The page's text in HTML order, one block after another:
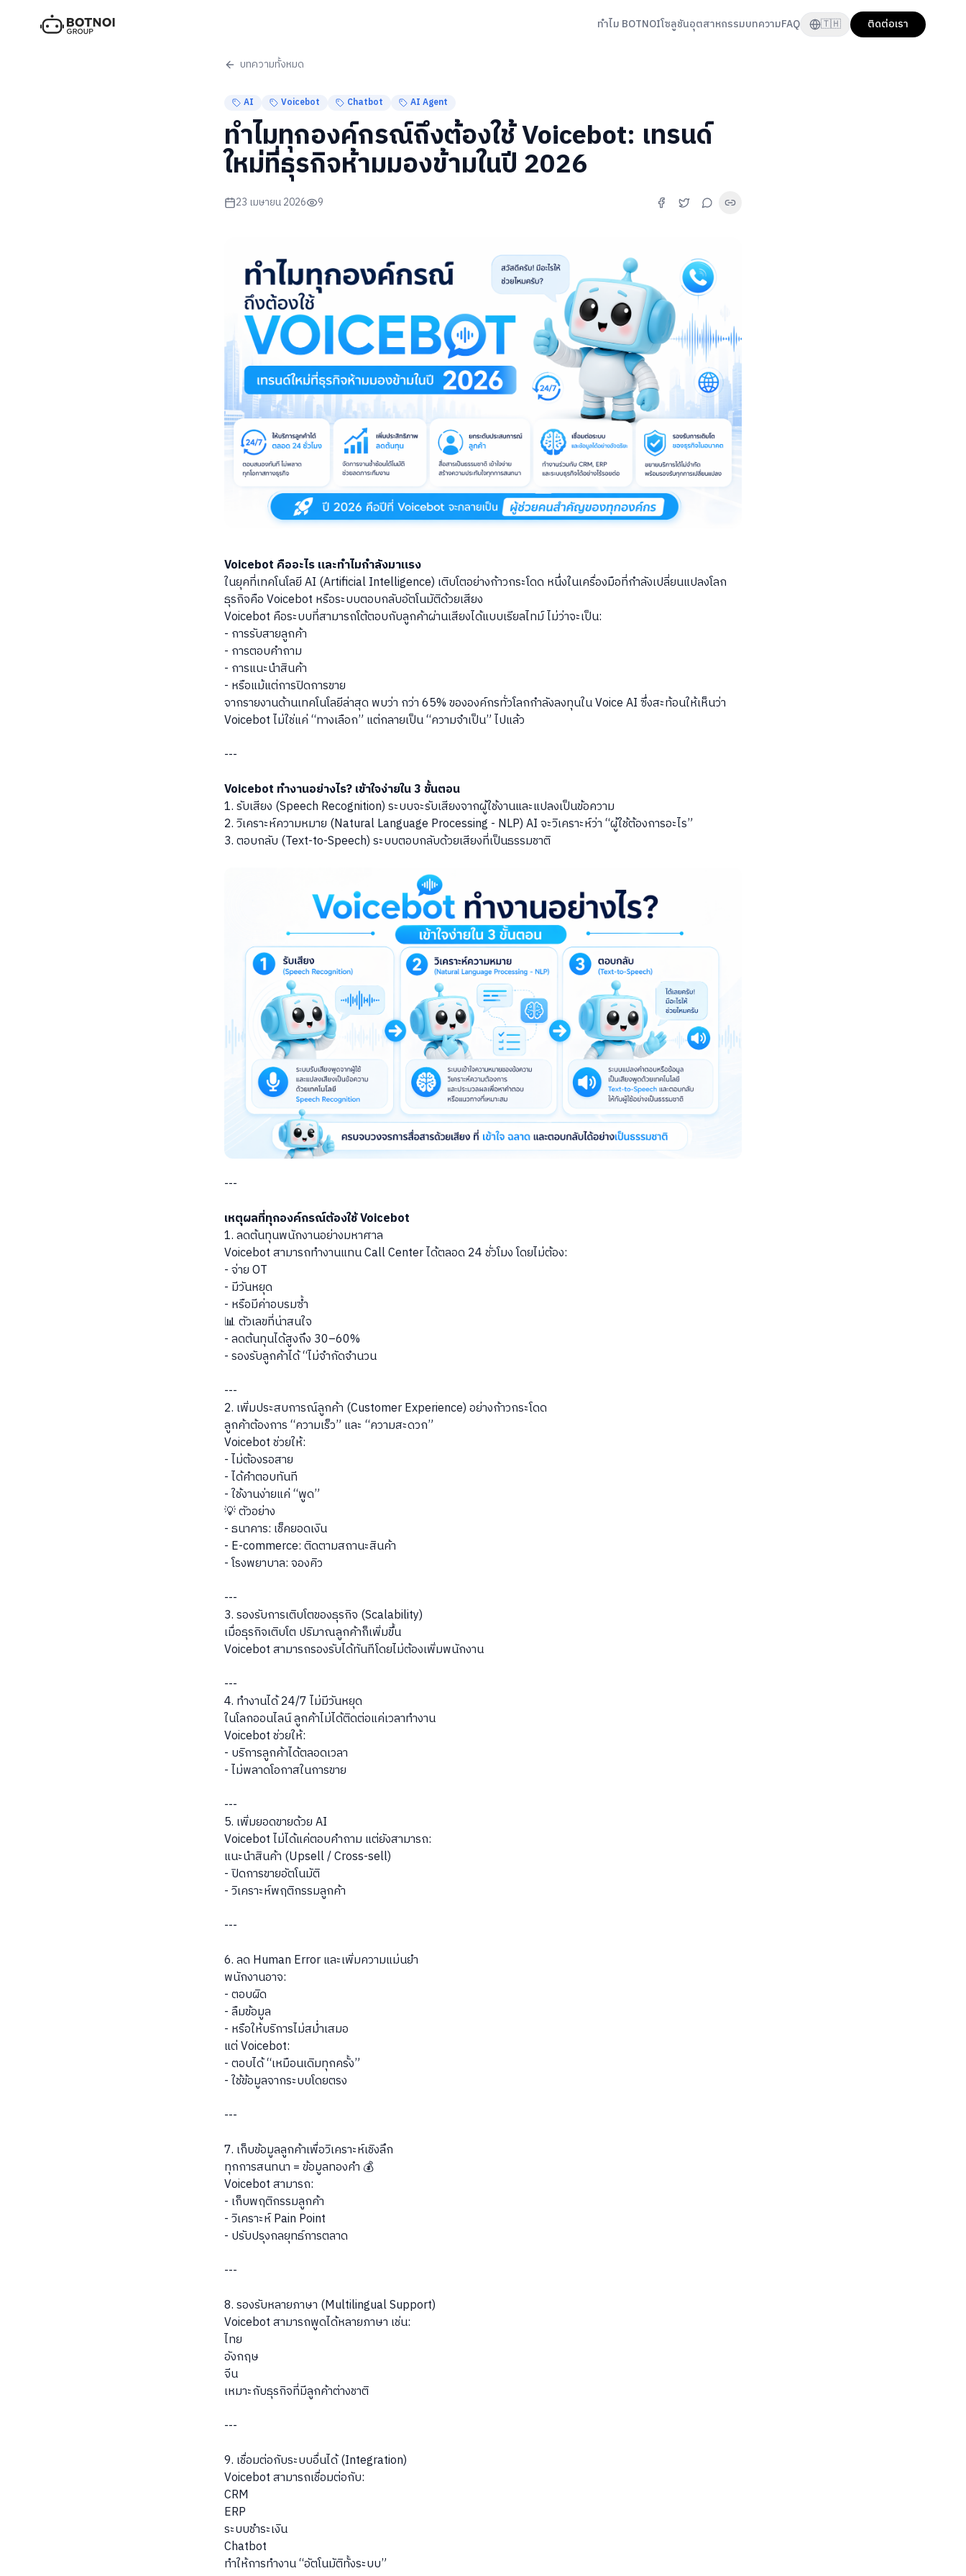
ทำไม BOTNOIโซลูชันอุตสาหกรรมบทความFAQ 🇹🇭 ติดต่อเรา
บทความทั้งหมด
AI Voicebot Chatbot AI Agent
ทำไมทุกองค์กรณ์ถึงต้องใช้ Voicebot: เทรนด์
ใหม่ที่ธุรกิจห้ามมองข้ามในปี 2026
23 เมษายน 2026 9
Voicebot คืออะไร และทำไมกำลังมาแรง
ในยุคที่เทคโนโลยี AI (Artificial Intelligence) เติบโตอย่างก้าวกระโดด หนึ่งในเครื่องมือที่กำลังเปลี่ยนแปลงโลก
ธุรกิจคือ Voicebot หรือระบบตอบกลับอัตโนมัติด้วยเสียง
Voicebot คือระบบที่สามารถโต้ตอบกับลูกค้าผ่านเสียงได้แบบเรียลไทม์ ไม่ว่าจะเป็น:
- การรับสายลูกค้า
- การตอบคำถาม
- การแนะนำสินค้า
- หรือแม้แต่การปิดการขาย
จากรายงานด้านเทคโนโลยีล่าสุด พบว่า กว่า 65% ขององค์กรทั่วโลกกำลังลงทุนใน Voice AI ซึ่งสะท้อนให้เห็นว่า
Voicebot ไม่ใช่แค่ “ทางเลือก” แต่กลายเป็น “ความจำเป็น” ไปแล้ว
---
Voicebot ทำงานอย่างไร? เข้าใจง่ายใน 3 ขั้นตอน
1. รับเสียง (Speech Recognition) ระบบจะรับเสียงจากผู้ใช้งานและแปลงเป็นข้อความ
2. วิเคราะห์ความหมาย (Natural Language Processing - NLP) AI จะวิเคราะห์ว่า “ผู้ใช้ต้องการอะไร”
3. ตอบกลับ (Text-to-Speech) ระบบตอบกลับด้วยเสียงที่เป็นธรรมชาติ
---
เหตุผลที่ทุกองค์กรณ์ต้องใช้ Voicebot
1. ลดต้นทุนพนักงานอย่างมหาศาล
Voicebot สามารถทำงานแทน Call Center ได้ตลอด 24 ชั่วโมง โดยไม่ต้อง:
- จ่าย OT
- มีวันหยุด
- หรือมีค่าอบรมซ้ำ
📊 ตัวเลขที่น่าสนใจ
- ลดต้นทุนได้สูงถึง 30–60%
- รองรับลูกค้าได้ “ไม่จำกัดจำนวน
---
2. เพิ่มประสบการณ์ลูกค้า (Customer Experience) อย่างก้าวกระโดด
ลูกค้าต้องการ “ความเร็ว” และ “ความสะดวก”
Voicebot ช่วยให้:
- ไม่ต้องรอสาย
- ได้คำตอบทันที
- ใช้งานง่ายแค่ “พูด”
💡 ตัวอย่าง
- ธนาคาร: เช็คยอดเงิน
- E-commerce: ติดตามสถานะสินค้า
- โรงพยาบาล: จองคิว
---
3. รองรับการเติบโตของธุรกิจ (Scalability)
เมื่อธุรกิจเติบโต ปริมาณลูกค้าก็เพิ่มขึ้น
Voicebot สามารถรองรับได้ทันทีโดยไม่ต้องเพิ่มพนักงาน
---
4. ทำงานได้ 24/7 ไม่มีวันหยุด
ในโลกออนไลน์ ลูกค้าไม่ได้ติดต่อแค่เวลาทำงาน
Voicebot ช่วยให้:
- บริการลูกค้าได้ตลอดเวลา
- ไม่พลาดโอกาสในการขาย
---
5. เพิ่มยอดขายด้วย AI
Voicebot ไม่ได้แค่ตอบคำถาม แต่ยังสามารถ:
แนะนำสินค้า (Upsell / Cross-sell)
- ปิดการขายอัตโนมัติ
- วิเคราะห์พฤติกรรมลูกค้า
---
6. ลด Human Error และเพิ่มความแม่นยำ
พนักงานอาจ:
- ตอบผิด
- ลืมข้อมูล
- หรือให้บริการไม่สม่ำเสมอ
แต่ Voicebot:
- ตอบได้ “เหมือนเดิมทุกครั้ง”
- ใช้ข้อมูลจากระบบโดยตรง
---
7. เก็บข้อมูลลูกค้าเพื่อวิเคราะห์เชิงลึก
ทุกการสนทนา = ข้อมูลทองคำ 💰
Voicebot สามารถ:
- เก็บพฤติกรรมลูกค้า
- วิเคราะห์ Pain Point
- ปรับปรุงกลยุทธ์การตลาด
---
8. รองรับหลายภาษา (Multilingual Support)
Voicebot สามารถพูดได้หลายภาษา เช่น:
ไทย
อังกฤษ
จีน
เหมาะกับธุรกิจที่มีลูกค้าต่างชาติ
---
9. เชื่อมต่อกับระบบอื่นได้ (Integration)
Voicebot สามารถเชื่อมต่อกับ:
CRM
ERP
ระบบชำระเงิน
Chatbot
ทำให้การทำงาน “อัตโนมัติทั้งระบบ”